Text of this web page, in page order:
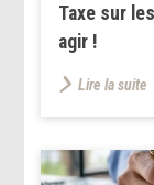
Taxe sur
agir !
Lire la suite